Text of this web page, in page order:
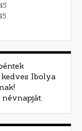
Ibolya